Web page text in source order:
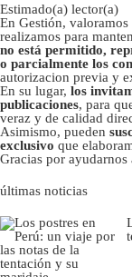
Estimado(a) lector(a)
En Gestión,
realizamos para
no está permitido,
o parcialmente los
autorizacion previa y
En su lugar, los
publicaciones, para
veraz y de calidad
Asimismo, pueden
exclusivo que
Gracias por
últimas noticias